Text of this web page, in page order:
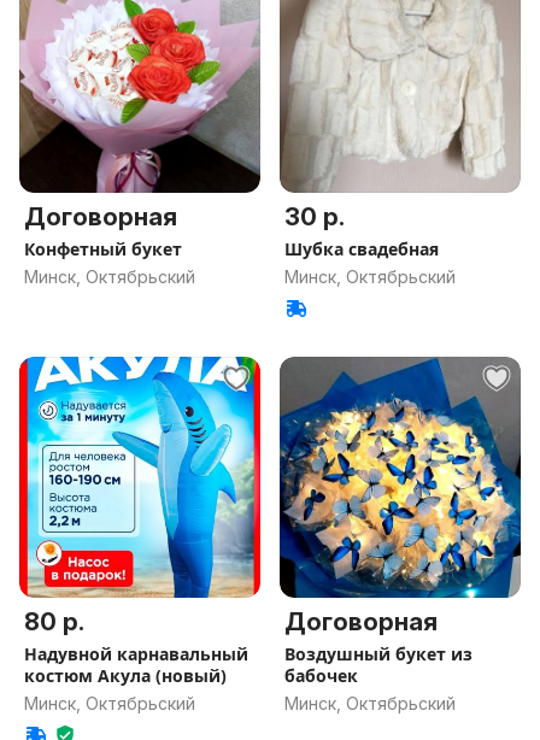
Договорная
Конфетный букет
Минск, Октябрьский
30 р.
Шубка свадебная
Минск, Октябрьский
80 р.
Надувной карнавальный
костюм Акула (новый)
Минск, Октябрьский
Договорная
Воздушный букет из
бабочек
Минск, Октябрьский